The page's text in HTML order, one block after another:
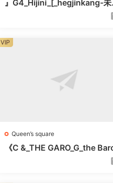
』G4_Hijini_[_hegjinkang-未
Queen’s square
《C &_THE GARO_G_the
VIP